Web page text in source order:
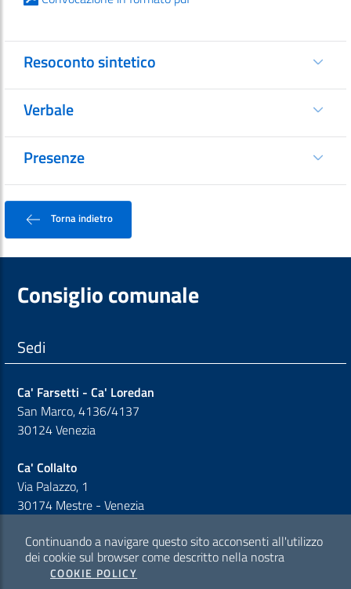
Resoconto sintetico
Verbale
Presenze
Torna indietro
Consiglio comunale
Sedi
Ca' Farsetti - Ca' Loredan
San Marco, 4136/4137
30124 Venezia
Ca' Collalto
Via Palazzo, 1
30174 Mestre - Venezia
Sezione Link Policy
Cookie policy
Continuando a navigare questo sito acconsenti all'utilizzo
dei cookie sul browser come descritto nella nostra
COOKIE POLICY